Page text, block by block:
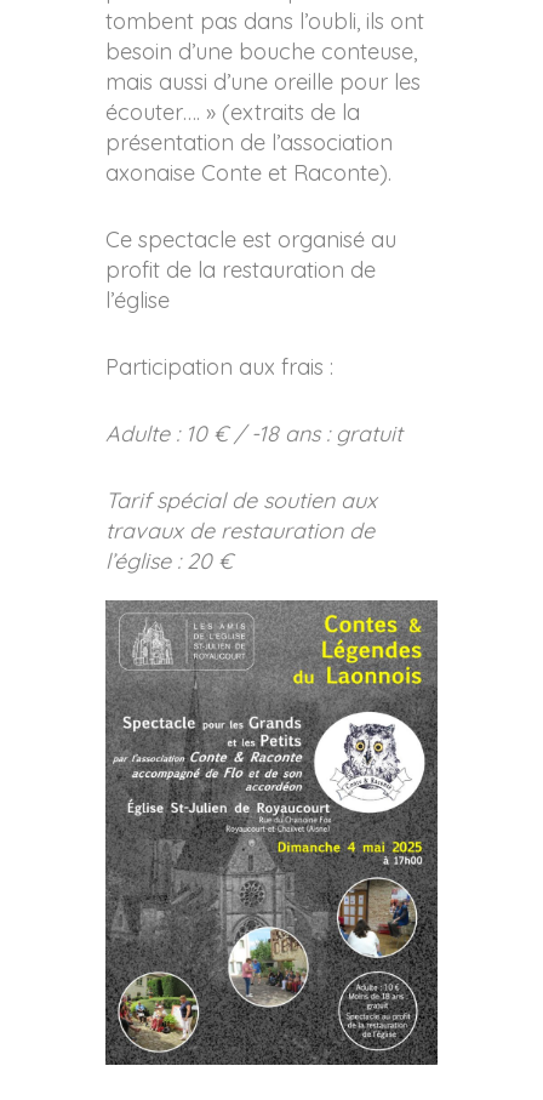
tombent pas dans l’oubli, ils ont
besoin d’une bouche conteuse,
mais aussi d’une oreille pour les
écouter…. » (extraits de la
présentation de l’association
axonaise Conte et Raconte).
Ce spectacle est organisé au
profit de la restauration de
l’église
Participation aux frais :
Adulte : 10 € / -18 ans : gratuit
Tarif spécial de soutien aux
travaux de restauration de
l’église : 20 €